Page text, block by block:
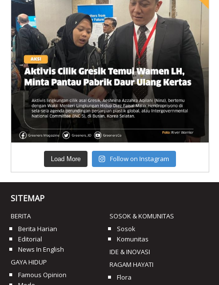
Load More Follow on Instagram
SITEMAP
BERITA
Berita Harian
Editorial
News In English
GAYA HIDUP
Famous Opinion
SOSOK & KOMUNITAS
Sosok
Komunitas
IDE & INOVASI
RAGAM HAYATI
Flora